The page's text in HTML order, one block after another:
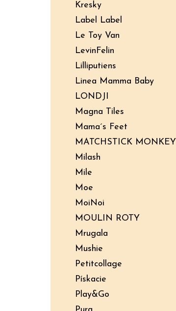
Kresky
Label Label
Le Toy Van
LevinFelin
Lilliputiens
Linea Mamma Baby
LONDJI
Magna Tiles
Mama´s Feet
MATCHSTICK MONKEY
Milash
Mile
Moe
MoiNoi
MOULIN ROTY
Mrugala
Mushie
Petitcollage
Pískacie
Play&Go